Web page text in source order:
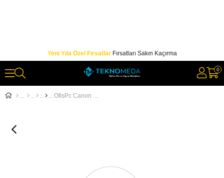
Yeni Yıla Özel FırsatlarFırsatları Sakın Kaçırma
0
OfisPc Canon CRG-054H Y Yellow Sarı Yüksek Kapasiteli MF645 Muadil Toner